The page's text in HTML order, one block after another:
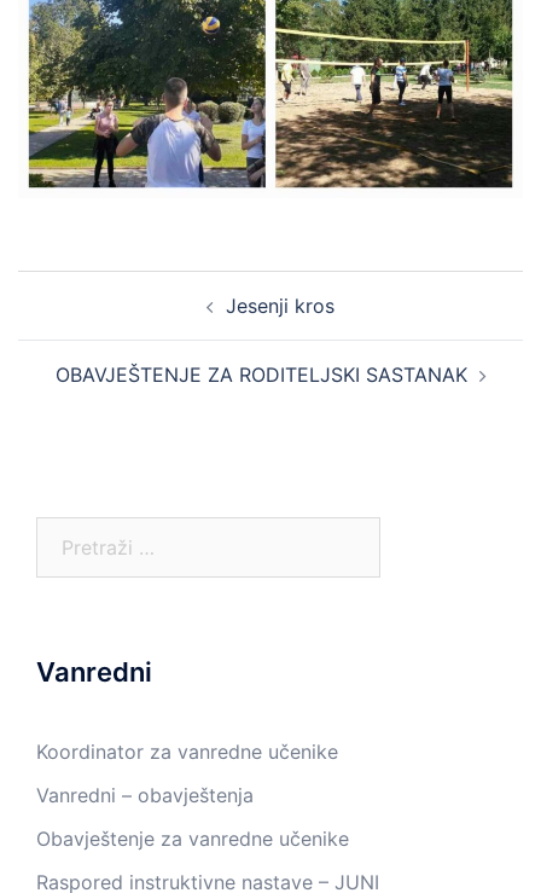
Jesenji kros
OBAVJEŠTENJE ZA RODITELJSKI SASTANAK
Vanredni
Koordinator za vanredne učenike
Vanredni – obavještenja
Obavještenje za vanredne učenike
Raspored instruktivne nastave – JUNI